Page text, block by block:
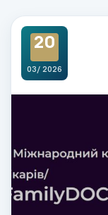
20
03/ 2026